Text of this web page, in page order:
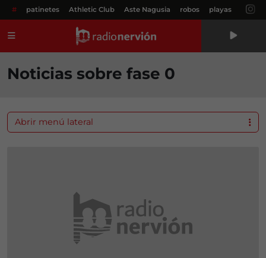
# patinetes Athletic Club Aste Nagusia robos playas
Noticias sobre fase 0
Abrir menú lateral